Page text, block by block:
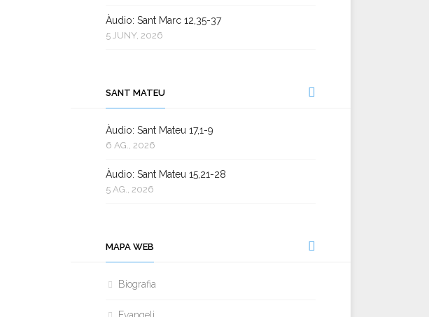
Àudio: Sant Marc 12,35-37
5 JUNY, 2026
SANT MATEU
Àudio: Sant Mateu 17,1-9
6 AG., 2026
Àudio: Sant Mateu 15,21-28
5 AG., 2026
MAPA WEB
Biografia